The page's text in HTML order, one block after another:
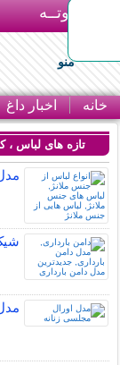
بـیتوتــه
منو
خانه اخبار داغ
تازه های لباس